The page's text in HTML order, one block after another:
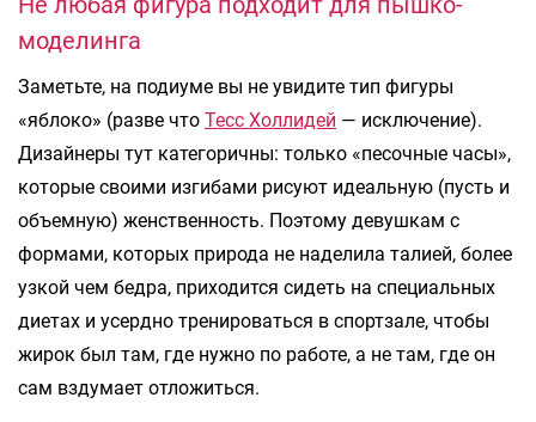
моделинга
Заметьте, на подиуме вы не увидите тип фигуры
«яблоко» (разве что Тесс Холлидей — исключение).
Дизайнеры тут категоричны: только «песочные часы»,
которые своими изгибами рисуют идеальную (пусть и
объемную) женственность. Поэтому девушкам с
формами, которых природа не наделила талией, более
узкой чем бедра, приходится сидеть на специальных
диетах и усердно тренироваться в спортзале, чтобы
жирок был там, где нужно по работе, а не там, где он
сам вздумает отложиться.